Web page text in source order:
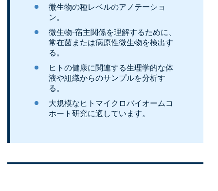
微生物の種レベルのアノテーショ
ン。
微生物-宿主関係を理解するために、
常在菌または病原性微生物を検出す
る。
ヒトの健康に関連する生理学的な体
液や組織からのサンプルを分析す
る。
大規模なヒトマイクロバイオームコ
ホート研究に適しています。